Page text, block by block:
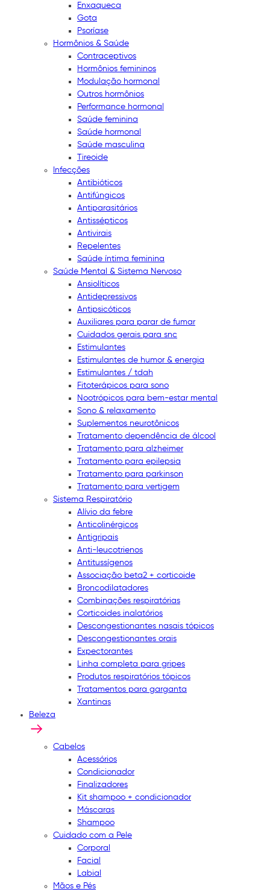
Enxaqueca
Gota
Psoríase
Hormônios & Saúde
Contraceptivos
Hormônios femininos
Modulação hormonal
Outros hormônios
Performance hormonal
Saúde feminina
Saúde hormonal
Saúde masculina
Tireoide
Infecções
Antibióticos
Antifúngicos
Antiparasitários
Antissépticos
Antivirais
Repelentes
Saúde íntima feminina
Saúde Mental & Sistema Nervoso
Ansiolíticos
Antidepressivos
Antipsicóticos
Auxiliares para parar de fumar
Cuidados gerais para snc
Estimulantes
Estimulantes de humor & energia
Estimulantes / tdah
Fitoterápicos para sono
Nootrópicos para bem-estar mental
Sono & relaxamento
Suplementos neurotônicos
Tratamento dependência de álcool
Tratamento para alzheimer
Tratamento para epilepsia
Tratamento para parkinson
Tratamento para vertigem
Sistema Respiratório
Alívio da febre
Anticolinérgicos
Antigripais
Anti-leucotrienos
Antitussígenos
Associação beta2 + corticoide
Broncodilatadores
Combinações respiratórias
Corticoides inalatórios
Descongestionantes nasais tópicos
Descongestionantes orais
Expectorantes
Linha completa para gripes
Produtos respiratórios tópicos
Tratamentos para garganta
Xantinas
Beleza
Cabelos
Acessórios
Condicionador
Finalizadores
Kit shampoo + condicionador
Máscaras
Shampoo
Cuidado com a Pele
Corporal
Facial
Labial
Mãos e Pés